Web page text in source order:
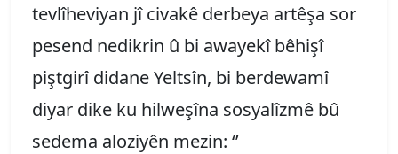
tevlîheviyan jî civakê derbeya artêşa sor
pesend nedikrin û bi awayekî bêhişî
piştgirî didane Yeltsîn, bi berdewamî
diyar dike ku hilweşîna sosyalîzmê bû
sedema aloziyên mezin: ‘’